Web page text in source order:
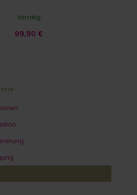
Vorrätig
99,90 €